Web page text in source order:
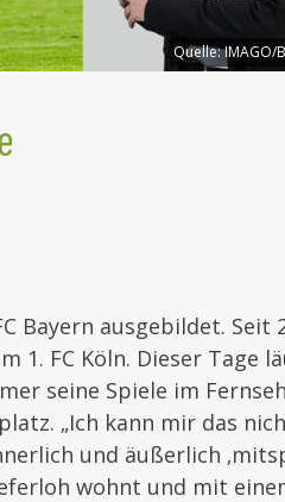
Quelle:IMAGO/
Bayern ausgebildet. Seit
1. FC Köln. Dieser Tage
seine Spiele im
„Ich kann mir das
und äußerlich
wohnt und mit